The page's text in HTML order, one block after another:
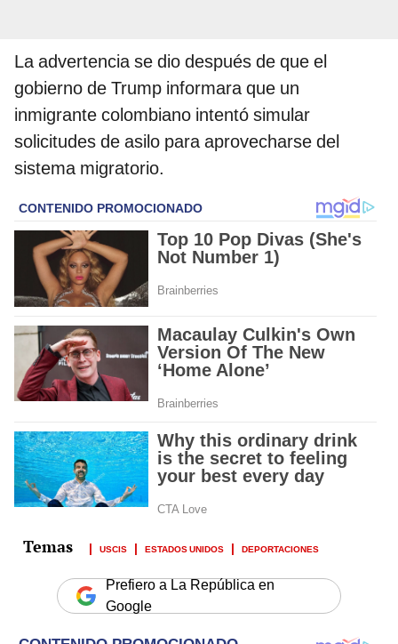
La advertencia se dio después de que el
gobierno de Trump informara que un
inmigrante colombiano intentó simular
solicitudes de asilo para aprovecharse del
sistema migratorio.
USCIS ESTADOS UNIDOS DEPORTACIONES
Prefiero a La República en
Google